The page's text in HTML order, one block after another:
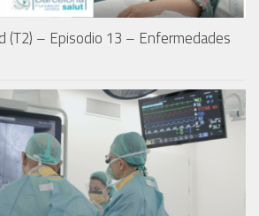
(T2) – Episodio 13 – Enfermedades